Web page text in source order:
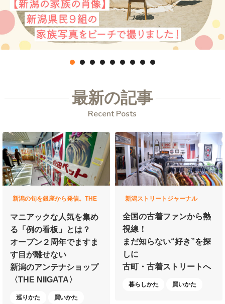
最新の記事
Recent Posts
新潟の旬を銀座から発信。THE
マニアックな人気を集め
る 「例の看板」とは？
オープン２周年でますま
す目が離せない
新潟のアンテナショップ
〈THE NIIGATA〉
巡りかた 買いかた
新潟ストリートジャーナル
全国の古着ファンから熱
視線！
まだ知らない“好き”を探
しに
古町・古着ストリートへ
暮らしかた 買いかた